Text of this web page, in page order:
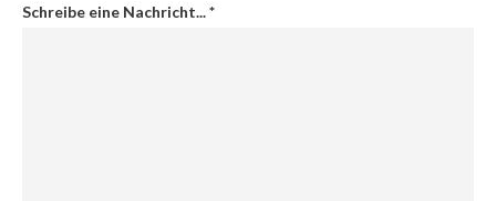
Schreibe eine Nachricht...*